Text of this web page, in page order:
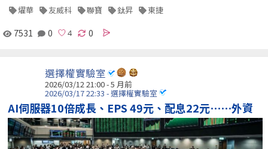
燿華 友威科 聯寶 鈦昇 東捷
7531 0 0
選擇權實驗室
2026/03/12 21:00 - 5 月前
2026/03/17 22:33 - 選擇權實驗室
AI伺服器10倍成長、EPS 49元、配息22元⋯⋯外資